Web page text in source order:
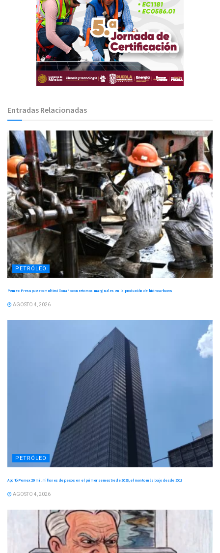
Entradas Relacionadas
PETRÓLEO
Pemex: Presupuesto multimillonario con retornos marginales en la producción de hidrocarburos
AGOSTO 4, 2026
PETRÓLEO
Aportó Pemex 29 mil millones de pesos en el primer semestre de 2026, el monto más bajo desde 2013
AGOSTO 4, 2026